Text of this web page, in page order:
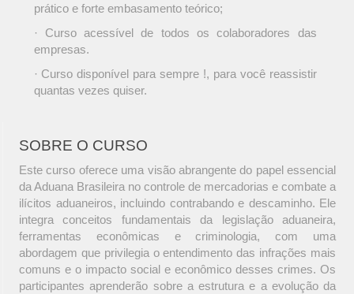
prático e forte embasamento teórico;
· Curso acessível de todos os colaboradores das
empresas.
· Curso disponível para sempre !, para você reassistir
quantas vezes quiser.
SOBRE O CURSO
Este curso oferece uma visão abrangente do papel essencial
da Aduana Brasileira no controle de mercadorias e combate a
ilícitos aduaneiros, incluindo contrabando e descaminho. Ele
integra conceitos fundamentais da legislação aduaneira,
ferramentas econômicas e criminologia, com uma
abordagem que privilegia o entendimento das infrações mais
comuns e o impacto social e econômico desses crimes. Os
participantes aprenderão sobre a estrutura e a evolução da